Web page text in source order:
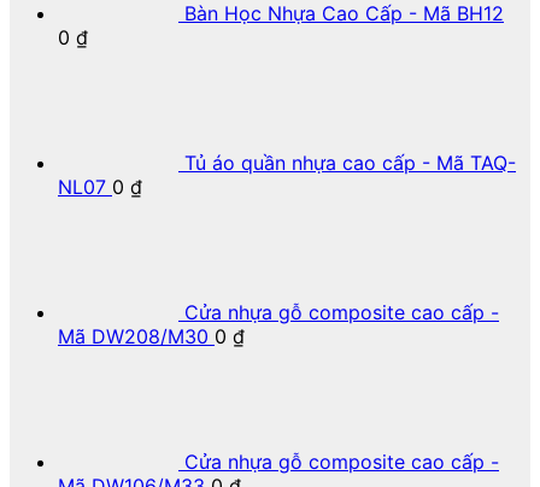
Bàn Học Nhựa Cao Cấp - Mã BH12
0 ₫
Tủ áo quần nhựa cao cấp - Mã TAQ-
NL07 0 ₫
Cửa nhựa gỗ composite cao cấp -
Mã DW208/M30 0 ₫
Cửa nhựa gỗ composite cao cấp -